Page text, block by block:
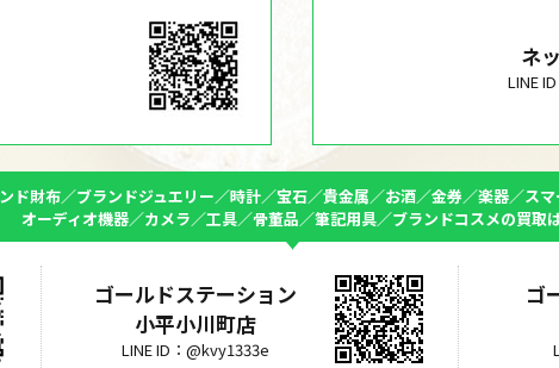
ネ
LINE
ド財布／ブランドジュエリー／時計／宝石／貴金属／お酒／金券／楽器／ス
オーディオ機器／カメラ／工具／骨董品／筆記用具／ブランドコスメの買取
ゴールドステーション
小平小川町店
LINE ID：@kvy1333e
ゴ